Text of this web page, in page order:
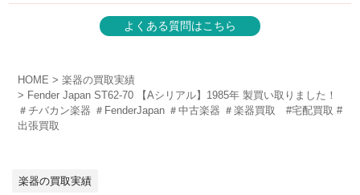
よくある質問はこちら
HOME
楽器の買取実績
Fender Japan ST62-70 【Aシリアル】1985年 製買い取りました！
＃チバカン楽器 ＃FenderJapan ＃中古楽器 ＃楽器買取 #宅配買取 #
出張買取
楽器の買取実績